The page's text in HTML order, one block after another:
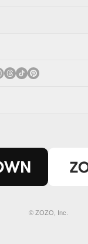
© ZOZO, Inc.